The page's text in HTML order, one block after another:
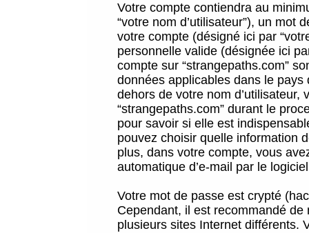
Votre compte contiendra au
“votre nom d’utilisateur”), un mot
votre compte (désigné ici par
personnelle valide (désignée ici
compte sur “strangepaths.com”
données applicables dans le
dehors de votre nom
“strangepaths.com” durant le
pour savoir si elle est
pouvez choisir quelle information
plus, dans votre compte, vous
automatique d’e-mail par le
Votre mot de passe est crypté
Cependant, il est recommandé
plusieurs sites Internet différents.